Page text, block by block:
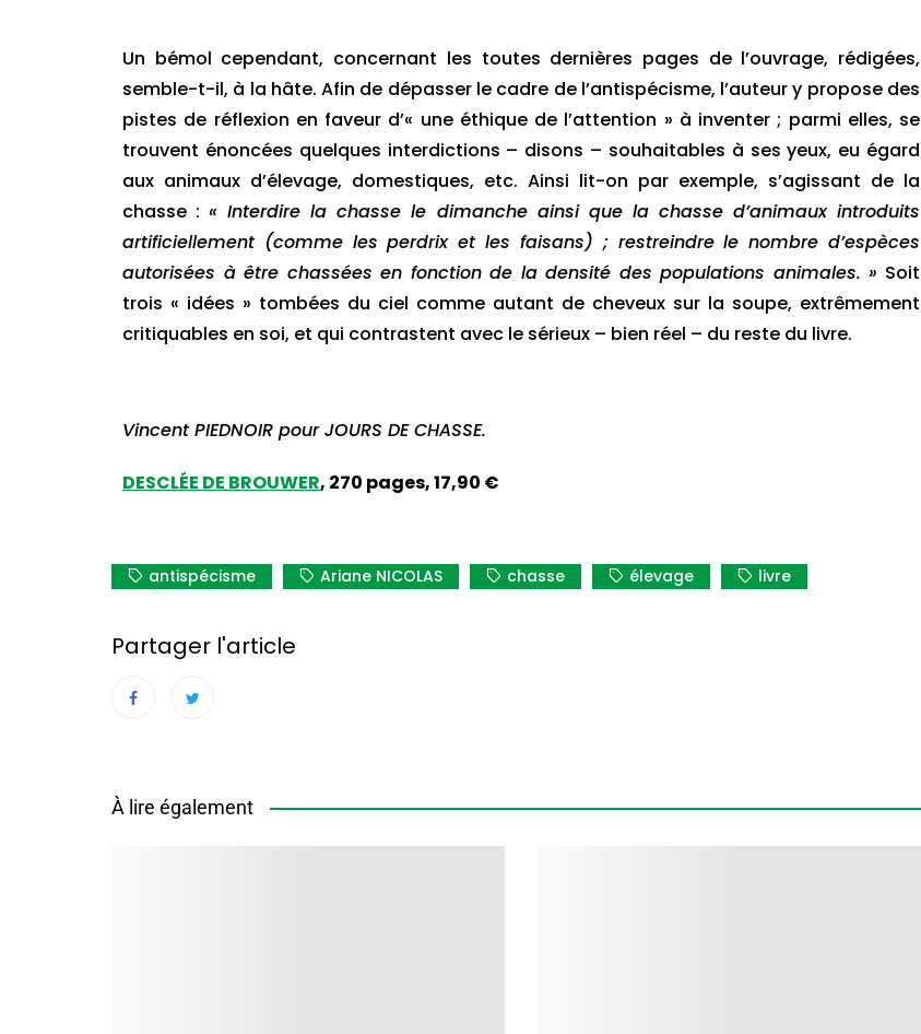
Un bémol cependant, concernant les toutes dernières pages de l’ouvrage, rédigées,
semble-t-il, à la hâte. Afin de dépasser le cadre de l’antispécisme, l’auteur y propose des
pistes de réflexion en faveur d’« une éthique de l’attention » à inventer ; parmi elles, se
trouvent énoncées quelques interdictions – disons – souhaitables à ses yeux, eu égard
aux animaux d’élevage, domestiques, etc. Ainsi lit-on par exemple, s’agissant de la
chasse :« Interdire la chasse le dimanche ainsi que la chasse d’animaux introduits
artificiellement (comme les perdrix et les faisans) ; restreindre le nombre d’espèces
autorisées à être chassées en fonction de la densité des populations animales. » Soit
trois « idées » tombées du ciel comme autant de cheveux sur la soupe, extrêmement
critiquables en soi, et qui contrastent avec le sérieux – bien réel – du reste du livre.
Vincent PIEDNOIR pour JOURS DE CHASSE.
DESCLÉE DE BROUWER, 270 pages, 17,90 €
antispécisme Ariane NICOLAS chasse élevage livre
Partager l'article
À lire également